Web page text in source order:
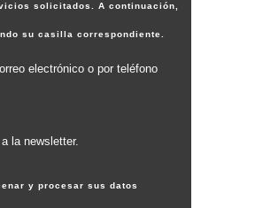
solicitados. A continuación,
su casilla correspondiente.
electrónico o por teléfono
la newsletter.
y procesar sus datos